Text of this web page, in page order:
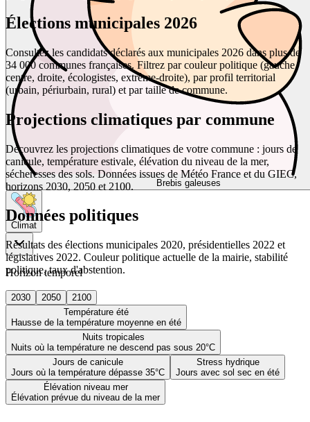
Brebis galeuses
Climat
Horizon temporel
2030 2050
2100
Température été
Hausse de la température moyenne en été
Nuits tropicales
Nuits où la température ne descend pas sous 20°C
Jours de canicule
Jours où la température dépasse 35°C
Stress hydrique
Jours avec sol sec en été
Élévation niveau mer
Élévation prévue du niveau de la mer
Élections municipales 2026
Consultez les candidats déclarés aux municipales 2026 dans plus de
34 000 communes françaises. Filtrez par couleur politique (gauche,
centre, droite, écologistes, extrême-droite), par profil territorial
(urbain, périurbain, rural) et par taille de commune.
Projections climatiques par commune
Découvrez les projections climatiques de votre commune : jours de
canicule, température estivale, élévation du niveau de la mer,
sécheresses des sols. Données issues de Météo France et du GIEC,
horizons 2030, 2050 et 2100.
Données politiques
Résultats des élections municipales 2020, présidentielles 2022 et
législatives 2022. Couleur politique actuelle de la mairie, stabilité
politique, taux d'abstention.